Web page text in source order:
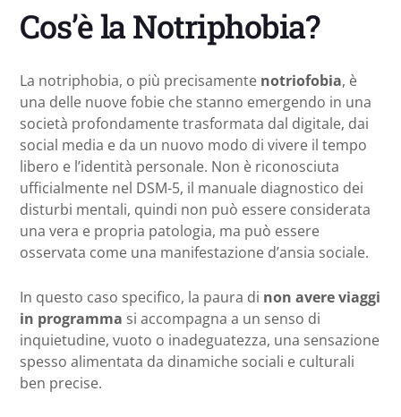
Cos’è la Notriphobia?
La notriphobia, o più precisamente notriofobia, è
una delle nuove fobie che stanno emergendo in una
società profondamente trasformata dal digitale, dai
social media e da un nuovo modo di vivere il tempo
libero e l’identità personale. Non è riconosciuta
ufficialmente nel DSM-5, il manuale diagnostico dei
disturbi mentali, quindi non può essere considerata
una vera e propria patologia, ma può essere
osservata come una manifestazione d’ansia sociale.
In questo caso specifico, la paura di non avere viaggi
in programma si accompagna a un senso di
inquietudine, vuoto o inadeguatezza, una sensazione
spesso alimentata da dinamiche sociali e culturali
ben precise.